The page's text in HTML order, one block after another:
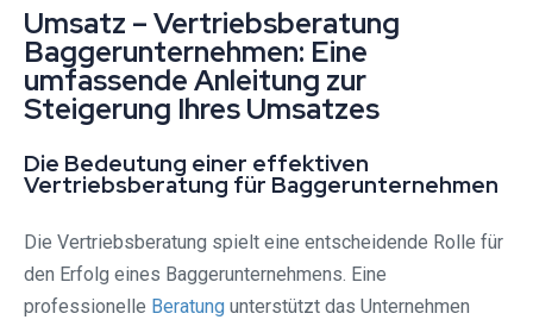
Umsatz – Vertriebsberatung
Baggerunternehmen: Eine
umfassende Anleitung zur
Steigerung Ihres Umsatzes
Die Bedeutung einer effektiven
Vertriebsberatung für Baggerunternehmen
Die Vertriebsberatung spielt eine entscheidende Rolle für
den Erfolg eines Baggerunternehmens. Eine
professionelle Beratung unterstützt das Unternehmen